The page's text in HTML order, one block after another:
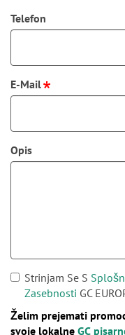
Telefon
E-Mail
Opis
Strinjam Se S
Zasebnosti GC
Želim prejemati
svoje lokalne GC